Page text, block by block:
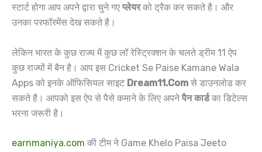
स्टार्ट होगा आप अपने द्वारा चुने गए प्लेयरको ट्रैक कर सकते है। और
उनका परफॉरमेंस देख सकते है।
लेकिन भारत के कुछ राज्य में कुछ लॉ रेस्ट्रिक्शन के चलते ड्रीम 11 ऐप
कुछ राज्यों में बैन है। आप इस Cricket Se Paise Kamane Wala
Apps को इनके ऑफिसियल साइट Dream11.Com से डाउनलोड कर
सकते है। आपको इस ऐप से पैसे कमाने के लिए अपनेपैन कार्डका डिटेल्स
भरना जरूरी है।
earnmaniya.com की टीम ने Game Khelo Paisa Jeeto